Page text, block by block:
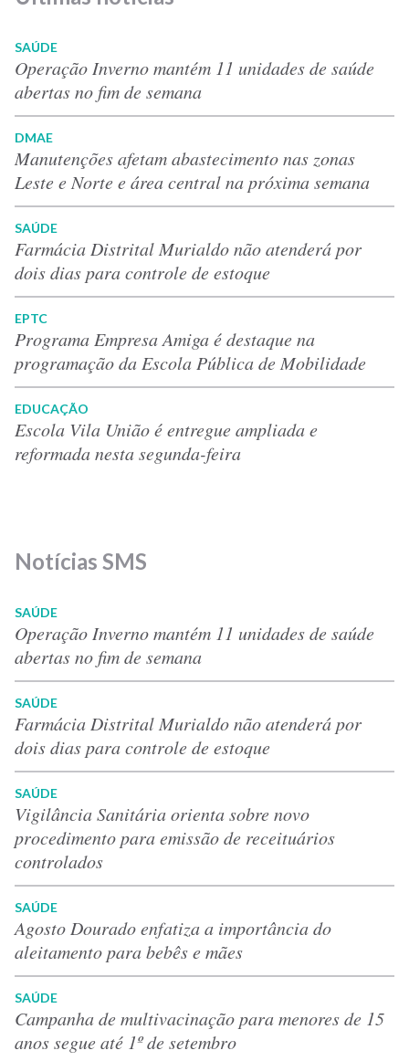
SAÚDE
Operação Inverno mantém 11 unidades de saúde
abertas no fim de semana
DMAE
Manutenções afetam abastecimento nas zonas
Leste e Norte e área central na próxima semana
SAÚDE
Farmácia Distrital Murialdo não atenderá por
dois dias para controle de estoque
EPTC
Programa Empresa Amiga é destaque na
programação da Escola Pública de Mobilidade
EDUCAÇÃO
Escola Vila União é entregue ampliada e
reformada nesta segunda-feira
Notícias SMS
SAÚDE
Operação Inverno mantém 11 unidades de saúde
abertas no fim de semana
SAÚDE
Farmácia Distrital Murialdo não atenderá por
dois dias para controle de estoque
SAÚDE
Vigilância Sanitária orienta sobre novo
procedimento para emissão de receituários
controlados
SAÚDE
Agosto Dourado enfatiza a importância do
aleitamento para bebês e mães
SAÚDE
Campanha de multivacinação para menores de 15
anos segue até 1º de setembro